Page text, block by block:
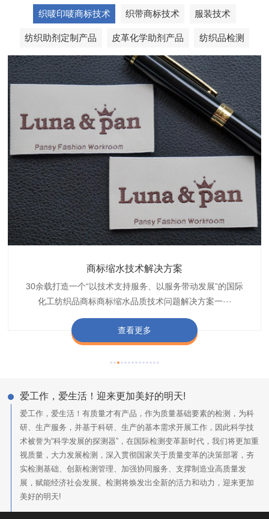
织唛印唛商标技术 织带商标技术 服装技术
纺织助剂定制产品 皮革化学助剂产品 纺织品检测
商标缩水技术解决方案
30余载打造一个“以技术支持服务、以服务带动发展”的国际
化工纺织品商标商标缩水品质技术问题解决方案一···
查看更多
织带商标防水技术解决方案
博准公司专注于织带商标防水技术解决方案30余载,励志于
纺织品商标企业打造含油量超标品质技术问题解决方···
查看更多
服装颜色不匀技术解决方案
博准是一家专注30余载设计研发织唛印唛商标、织带服装颜
色不匀品质技术问题解决方案一站式服务提供商,技···
查看更多
纺织品阻燃母粒
博准致力于成为纺织品商标阻燃母粒剂,TF-W760,TF-W760
阻燃母粒剂加工定制服务实力提供商,···
查看更多
爱工作，爱生活！迎来更加美好的明天!
爱工作，爱生活！有质量才有产品，作为质量基础要素的检测，为科
研、生产服务，并基于科研、生产的基本需求开展工作，因此科学技
术被誉为“科学发展的探测器”，在国际检测变革新时代，我们将更加重
视质量，大力发展检测，深入贯彻国家关于质量变革的决策部署，夯
实检测基础、创新检测管理、加强协同服务、支撑制造业高质量发
展，赋能经济社会发展。检测将焕发出全新的活力和动力，迎来更加
美好的明天!